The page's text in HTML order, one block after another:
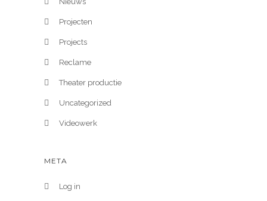
Projecten
Projects
Reclame
Theater productie
Uncategorized
Videowerk
META
Log in